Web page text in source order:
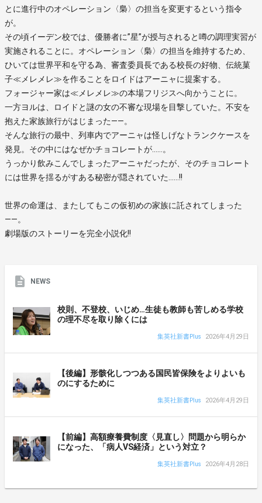
とに進行中のオペレーション〈梟〉の担当を変更するという指令
が。
その頃イーデン校では、優勝者に”星”が授与されると噂の調理実習が
実施されることに。オペレーション〈梟〉の担当を維持するため、
ひいては世界平和を守る為、審査委員長である校長の好物、伝統菓
子≪メレメレ≫を作ることをロイドはアーニャに提案する。
フォージャー家は≪メレメレ≫の本場フリジスへ向かうことに。
一方ヨルは、ロイドと謎の女の不審な現場を目撃していた。不安を
抱えた家族旅行がはじまった――。
そんな旅行の最中、列車内でアーニャは怪しげなトランクケースを
発見。その中にはなぜかチョコレートが……。
うっかり飲みこんでしまったアーニャだったが、そのチョコレート
には世界を揺るがすある秘密が隠されていた……!!
世界の命運は、またしてもこの仮初めの家族に託されてしまった
――。
劇場版のストーリーを完全小説化!!
NEWS
校則、不登校、いじめ…生徒も教師も苦しめる学校
の理不尽を取り除くには
集英社新書Plus 2026年4月29日
【後編】形骸化しつつある国民皆保険をよりよいも
のにするために
集英社新書Plus 2026年4月29日
【前編】高額療養費制度〈見直し〉問題から明らか
になった、「病人VS経済」という対立？
集英社新書Plus 2026年4月28日